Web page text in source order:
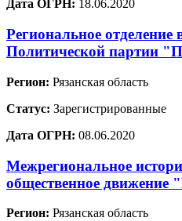
Дата ОГРН: 18.06.2020
Региональное отделение
Политической
Регион: Рязанская область
Статус: Зарегистрированные
Дата ОГРН: 08.06.2020
Межрегиональное
общественное движение
Регион: Рязанская область